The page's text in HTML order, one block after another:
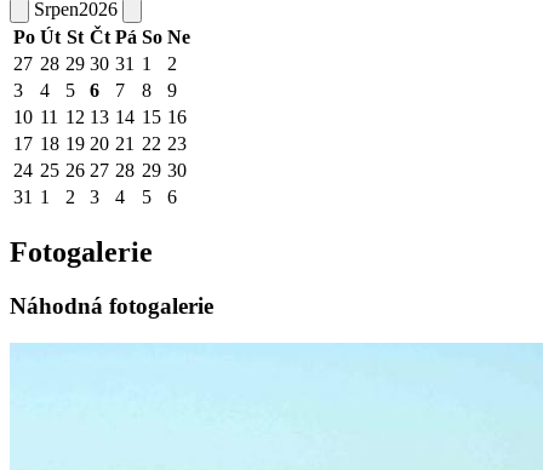
Srpen2026
Po Út St Čt Pá So Ne
27 28 29 30 31 1
2
3
4 5 6 7 8
9
10 11 12 13 14 15 16
17 18 19 20 21 22 23
24 25 26 27 28 29 30
31 1 2 3 4 5 6
Fotogalerie
Náhodná fotogalerie